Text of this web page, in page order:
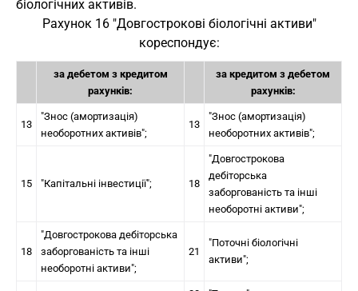
біологічних активів.
Рахунок 16 "Довгострокові біологічні активи"
кореспондує:
за дебетом з кредитом
рахунків:
за кредитом з дебетом
рахунків:
13
"Знос (амортизація)
необоротних активів";
13
"Знос (амортизація)
необоротних активів";
15 "Капітальні інвестиції"; 18
"Довгострокова
дебіторська
заборгованість та інші
необоротні активи";
18
"Довгострокова дебіторська
заборгованість та інші
необоротні активи";
21
"Поточні біологічні
активи";